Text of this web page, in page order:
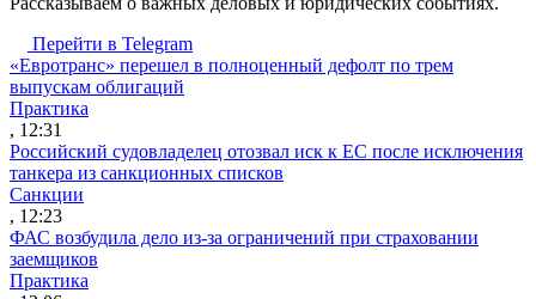
Перейти в Telegram
«Евротранс» перешел в полноценный дефолт по трем
выпускам облигаций
Практика
, 12:31
Российский судовладелец отозвал иск к ЕС после исключения
танкера из санкционных списков
Санкции
, 12:23
ФАС возбудила дело из-за ограничений при страховании
заемщиков
Практика